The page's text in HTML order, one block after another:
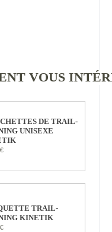
VOUS
DE TRAIL-
UNISEXE
TRAIL-
KINETIK